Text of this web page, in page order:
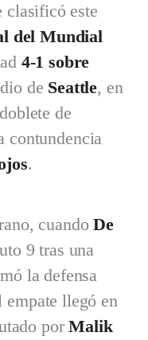
clasificó este
del Mundial
4-1 sobre
de Seattle, en
de
contundencia
.
cuandoDe
9 tras una
la defensa
empate llegó en
porMalik